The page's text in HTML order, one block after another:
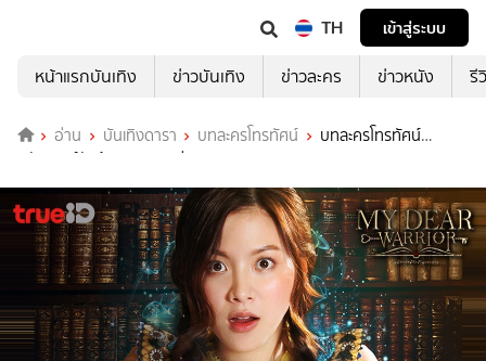
TH
เข้าสู่ระบบ
หน้าแรกบันเทิง
ข่าวบันเทิง ข่าวละคร ข่าวหนัง รี
อ่าน บันเทิงดารา บทละครโทรทัศน์
บทละครโทรทัศน์
มหัศจรรย์รักข้ามกระดาษ ช่อง True4U